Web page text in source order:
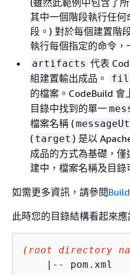
其中一個階段執行任
段。) 對於每個建置階
執行每個指定的命令，
artifacts 代表
組建置輸出成品。
的檔案。CodeBuild 會
目錄中找到的單一
檔案名稱 (
( target ) 是以
成品的方式為基礎，
建中，檔案名稱及目錄
如需更多資訊，請參閱
此時您的目錄結構看起來應
(root directory
    |-- pom.xml